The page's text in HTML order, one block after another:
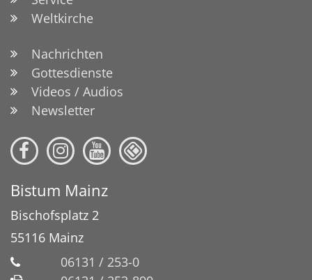
Weltkirche
Nachrichten
Gottesdienste
Videos / Audios
Newsletter
Bistum Mainz
Bischofsplatz 2
55116 Mainz
06131 / 253-0